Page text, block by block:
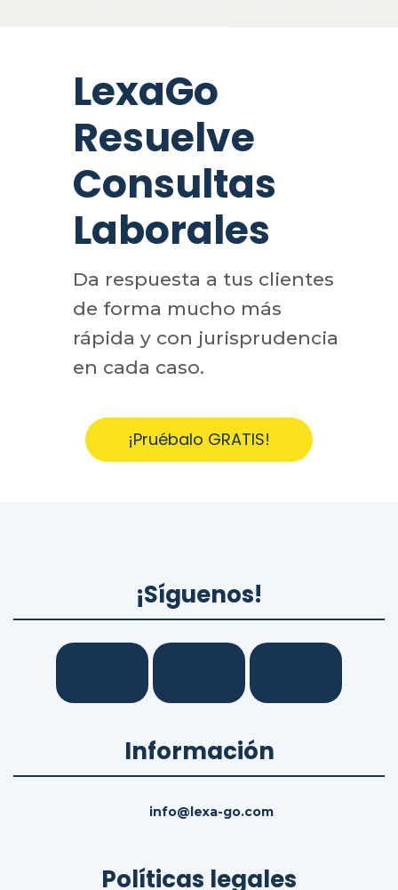
LexaGo
Resuelve
Consultas
Laborales
Da respuesta a tus clientes
de forma mucho más
rápida y con jurisprudencia
en cada caso.
¡Pruébalo GRATIS!
¡Síguenos!
Información
info@lexa-go.com
Políticas legales